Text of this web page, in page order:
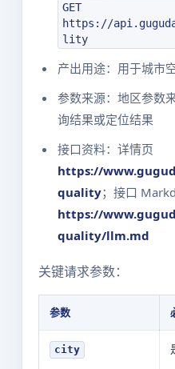
GET
https://
lity
产出用途：用于城市
参数来源：地区参数
询结果或定位结果
接口资料：详情页
https://
quality；接口
https://
quality/llm.md
关键请求参数：
参数
city